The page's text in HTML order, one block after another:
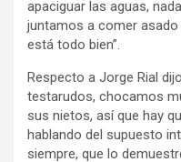
apaciguar las aguas,
juntamos a comer
está todo bien”.
Respecto a Jorge Rial
testarudos, chocamos
sus nietos, así que hay
hablando del supuesto
siempre, que lo